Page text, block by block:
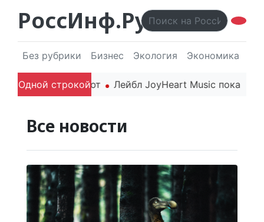
РоссИнф.Ру
Без рубрики Бизнес Экология Экономика
Одной строкой
года впечатляют Лейбл JoyHeart Music
Все новости